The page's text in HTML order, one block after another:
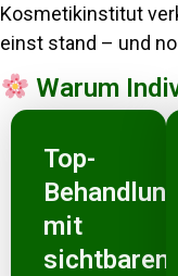
Kosmetikinstitut
einst stand – und
Warum
Top-
mit
sichtbarem